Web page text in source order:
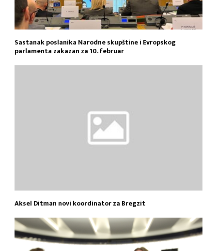
Sastanak poslanika Narodne skupštine i Evropskog
parlamenta zakazan za 10. februar
Aksel Ditman novi koordinator za Bregzit